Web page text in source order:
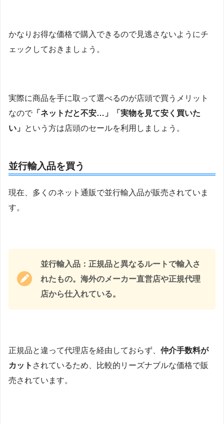
かなりお得な価格で購入できるので見逃さないようにチ
ェックしておきましょう。
実際に商品を手に取って選べるのが店頭で買うメリット
なので 「ネットだと不安…」「実物を見て安く買いた
い」
という方は店頭のセールを利用しましょう。
並行輸入品を買う
現在、多くのネット通販で並行輸入品が販売されていま
す。
並行輸入品：正規品と異なるルートで輸入さ
れたもの。海外のメーカー直営店や正規代理
店から仕入れている。
正規品と違って代理店を経由しておらず、 仲介手数料が
カット されているため、比較的リーズナブルな価格で販
売されています。